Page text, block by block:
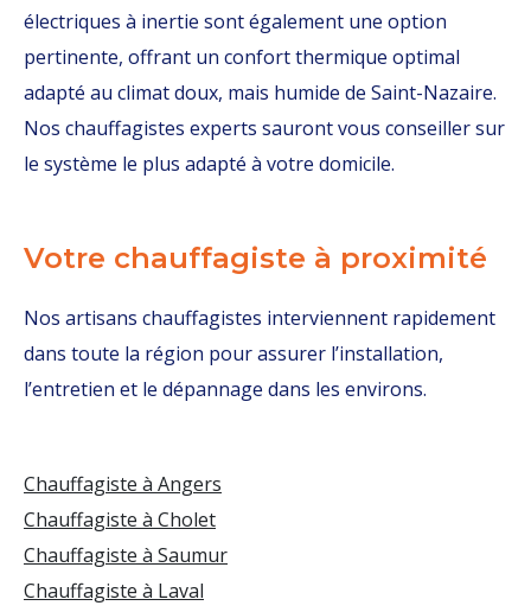
électriques à inertie sont également une option
pertinente, offrant un confort thermique optimal
adapté au climat doux, mais humide de Saint-Nazaire.
Nos chauffagistes experts sauront vous conseiller sur
le système le plus adapté à votre domicile.
Votre chauffagiste à proximité
Nos artisans chauffagistes interviennent rapidement
dans toute la région pour assurer l’installation,
l’entretien et le dépannage dans les environs.
Chauffagiste à Angers
Chauffagiste à Cholet
Chauffagiste à Saumur
Chauffagiste à Laval